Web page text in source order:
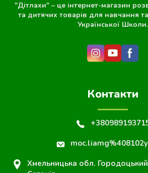
"Дітлахи" – це інтернет-магазин
та дитячих товарів для навчання
Української Школи.
Контакти
Хмельницька обл.